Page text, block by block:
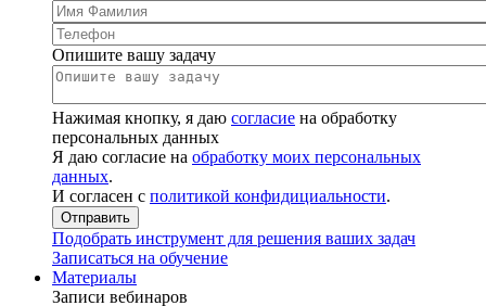
Опишите вашу задачу
Нажимая кнопку, я даю согласие на обработку
персональных данных
Я даю согласие на обработку моих персональных
данных.
И согласен с политикой конфидициальности.
Подобрать инструмент для решения ваших задач
Записаться на обучение
Материалы
Записи вебинаров